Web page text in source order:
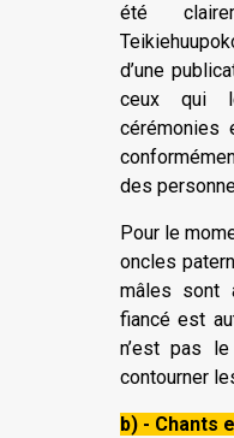
été
d’une
ceux qui
cérémonies
des
Pour le
oncles
mâles sont
fiancé est
n’est pas
contourner
b) - Chants